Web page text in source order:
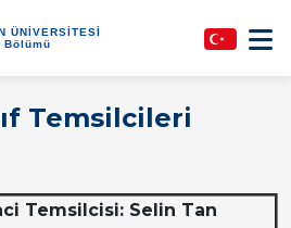
ÜNİVERSİTESİ
Temsilcileri
Temsilcisi: Selin Tan